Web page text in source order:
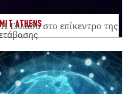
ATHENS
Ελλάδα στο επίκεντρο της